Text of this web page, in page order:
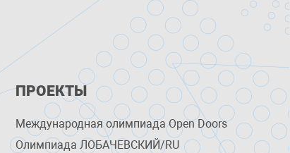
ПРОЕКТЫ
Международная олимпиада Open Doors
Олимпиада ЛОБАЧЕВСКИЙ/RU